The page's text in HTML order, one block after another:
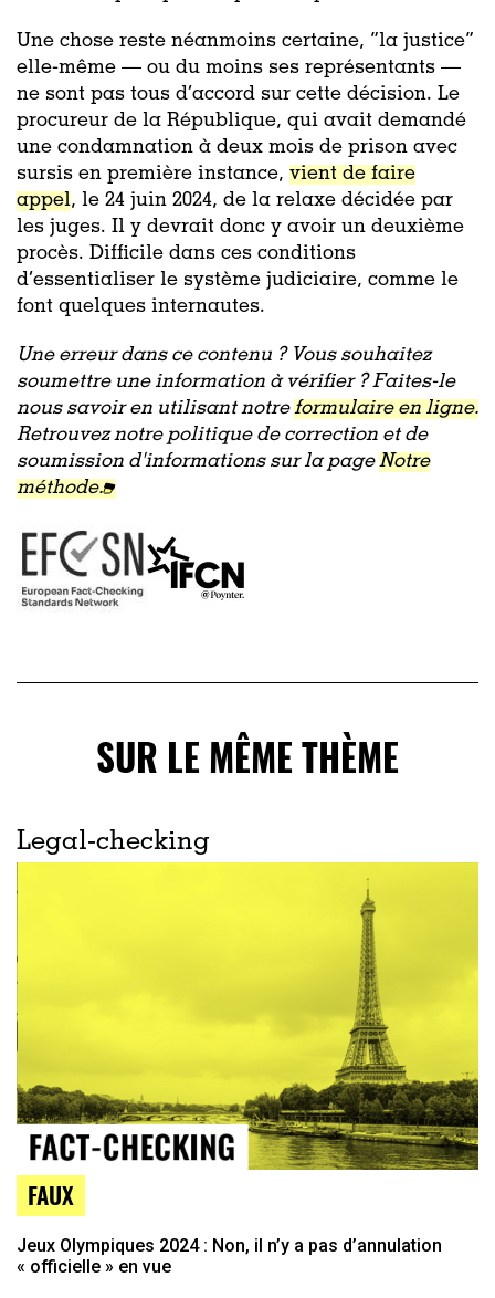
Une chose reste néanmoins certaine, “la justice”
elle-même — ou du moins ses représentants —
ne sont pas tous d’accord sur cette décision. Le
procureur de la République, qui avait demandé
une condamnation à deux mois de prison avec
sursis en première instance, vient de faire
appel, le 24 juin 2024, de la relaxe décidée par
les juges. Il y devrait donc y avoir un deuxième
procès. Difficile dans ces conditions
d’essentialiser le système judiciaire, comme le
font quelques internautes.
Une erreur dans ce contenu ? Vous souhaitez
soumettre une information à vérifier ? Faites-le
nous savoir en utilisant notreformulaire en ligne.
Retrouvez notre politique de correction et de
soumission d'informations sur la pageNotre
méthode.
SUR LE MÊME THÈME
Legal-checking
FAUX
Jeux Olympiques 2024 : Non, il n’y a pas d’annulation
« officielle » en vue